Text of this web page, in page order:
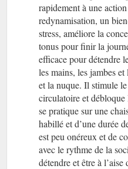
rapidement à une
redynamisation, un
stress, améliore la
tonus pour finir la
efficace pour détendre
les mains, les jambes
et la nuque. Il stimule
circulatoire et
se pratique sur une
habillé et d’une durée
est peu onéreux et de
avec le rythme de la
détendre et être à